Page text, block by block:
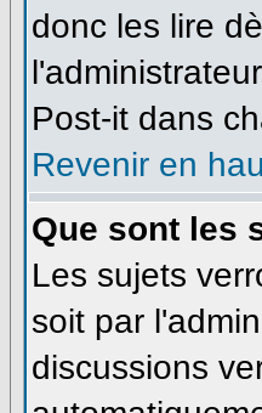
donc les lire
Post-it dans
Revenir en
Que sont les
Les sujets
soit par
discussions